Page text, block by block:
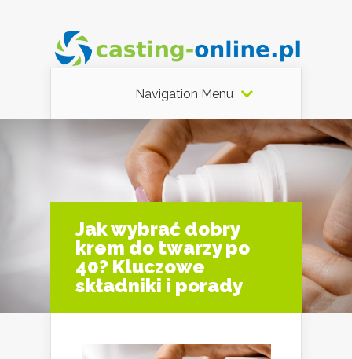
Navigation Menu
Jak wybrać dobry
krem do twarzy po
40? Kluczowe
składniki i porady